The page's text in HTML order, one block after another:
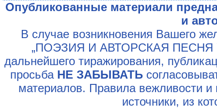
Опубликованные материали
и
В случае возникновения Вашего
„ПОЭЗИЯ И АВТОРСКАЯ ПЕСНЯ
дальнейшего тиражирования,
просьба НЕ ЗАБЫВАТЬ
материалов. Правила вежливости и
источники, из